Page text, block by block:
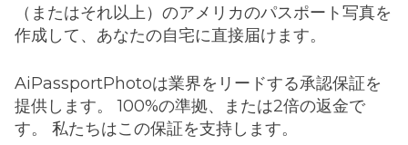
（またはそれ以上）のアメリカのパスポート写真を
作成して、あなたの自宅に直接届けます。
AiPassportPhotoは業界をリードする承認保証を
提供します。 100%の準拠、または2倍の返金で
す。 私たちはこの保証を支持します。